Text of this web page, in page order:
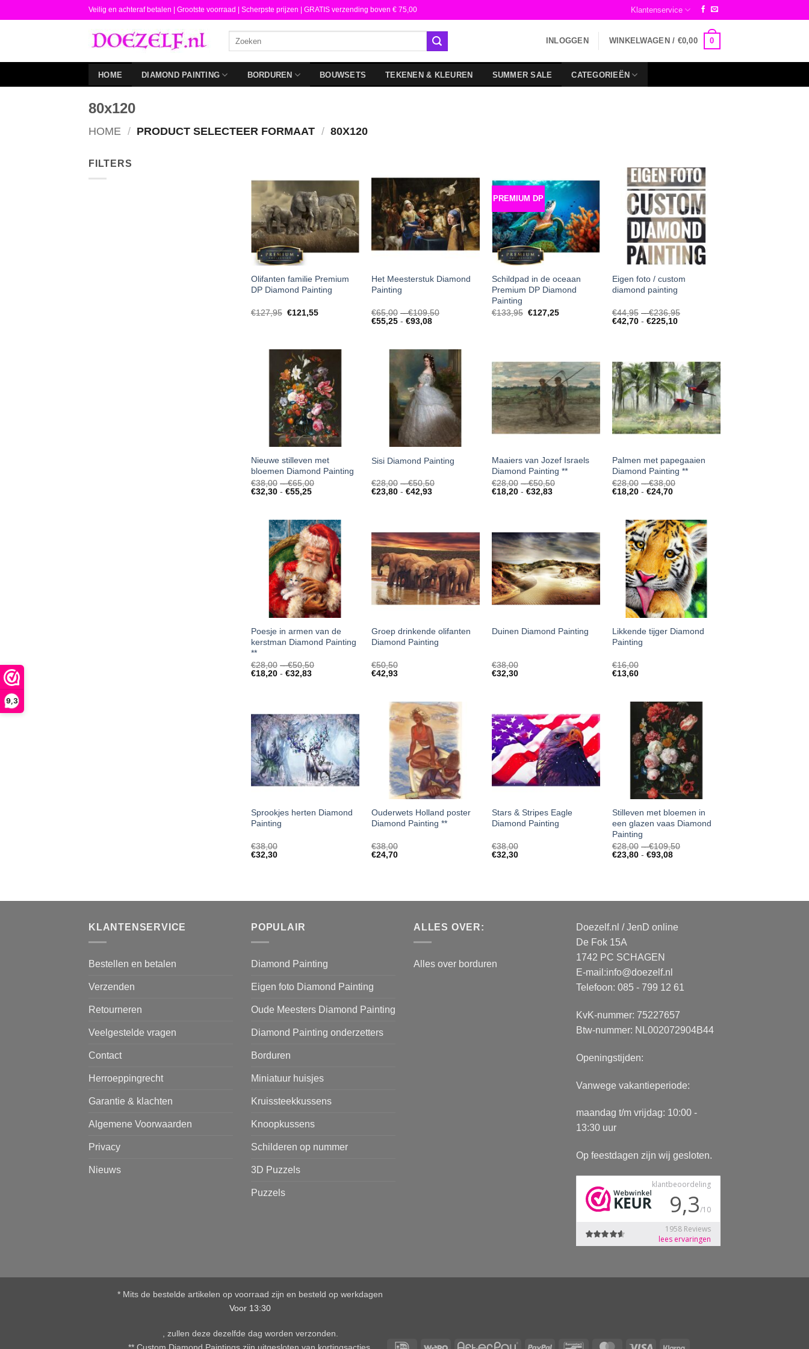
9,3
naar
Veilig en achteraf betalen | Grootste voorraad | Scherpste prijzen | GRATIS verzending boven € 75,00 Klantenservice
INLOGGEN WINKELWAGEN / €0,00 0
HOME DIAMOND PAINTING BORDUREN BOUWSETS TEKENEN & KLEUREN SUMMER SALE CATEGORIEËN
80x120
HOME / PRODUCT SELECTEER FORMAAT / 80X120
FILTERS
Olifanten familie Premium
DP Diamond Painting
€127,95 €121,55
Het Meesterstuk Diamond
Painting
€65,00 - €109,50
€55,25 - €93,08Prijsklasse:
PREMIUM DP
Schildpad in de oceaan
Premium DP Diamond
Painting
€133,95 €127,25
Eigen foto / custom
diamond painting
€44,95 - €236,95
€42,70 - €225,10Prijsklasse:
Nieuwe stilleven met
bloemen Diamond Painting
€38,00 - €65,00
€32,30 - €55,25Prijsklasse:
Sisi Diamond Painting
€28,00 - €50,50
€23,80 - €42,93Prijsklasse:
Maaiers van Jozef Israels
Diamond Painting **
€28,00 - €50,50
€18,20 - €32,83Prijsklasse:
Palmen met papegaaien
Diamond Painting **
€28,00 - €38,00
€18,20 - €24,70Prijsklasse:
Poesje in armen van de
kerstman Diamond Painting
**
€28,00 - €50,50
€18,20 - €32,83Prijsklasse:
Groep drinkende olifanten
Diamond Painting
€50,50
€42,93
Duinen Diamond Painting
€38,00
€32,30
Likkende tijger Diamond
Painting
€16,00
€13,60
Sprookjes herten Diamond
Painting
€38,00
€32,30
Ouderwets Holland poster
Diamond Painting **
€38,00
€24,70
Stars & Stripes Eagle
Diamond Painting
€38,00
€32,30
Stilleven met bloemen in
een glazen vaas Diamond
Painting
€28,00 - €109,50
€23,80 - €93,08Prijsklasse:
KLANTENSERVICE
Bestellen en betalen
Verzenden
Retourneren
Veelgestelde vragen
Contact
Herroeppingrecht
Garantie & klachten
Algemene Voorwaarden
Privacy
Nieuws
POPULAIR
Diamond Painting
Eigen foto Diamond Painting
Oude Meesters Diamond Painting
Diamond Painting onderzetters
Borduren
Miniatuur huisjes
Kruissteekkussens
Knoopkussens
Schilderen op nummer
3D Puzzels
Puzzels
ALLES OVER:
Alles over borduren
Doezelf.nl / JenD online
De Fok 15A
1742 PC SCHAGEN
E-mail:info@doezelf.nl
Telefoon: 085 - 799 12 61
KvK-nummer: 75227657
Btw-nummer: NL002072904B44
Openingstijden:
Vanwege vakantieperiode:
maandag t/m vrijdag: 10:00 -
13:30 uur
Op feestdagen zijn wij gesloten.
* Mits de bestelde artikelen op voorraad zijn en besteld op werkdagen
Voor 13:30
, zullen deze dezelfde dag worden verzonden.
IDeal Wero AfterPayPayPal BancontactMasterCard
Visa